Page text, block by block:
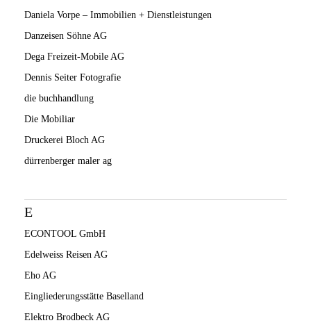
Daniela Vorpe – Immobilien + Dienstleistungen
Danzeisen Söhne AG
Dega Freizeit-Mobile AG
Dennis Seiter Fotografie
die buchhandlung
Die Mobiliar
Druckerei Bloch AG
dürrenberger maler ag
E
ECONTOOL GmbH
Edelweiss Reisen AG
Eho AG
Eingliederungsstätte Baselland
Elektro Brodbeck AG